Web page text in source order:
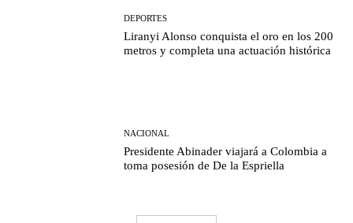
DEPORTES
Liranyi Alonso conquista el oro en los 200
metros y completa una actuación histórica
NACIONAL
Presidente Abinader viajará a Colombia a
toma posesión de De la Espriella